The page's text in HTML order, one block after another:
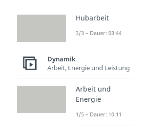
Hubarbeit
3/3 – Dauer: 03:44
Dynamik
Arbeit, Energie und Leistung
Arbeit und
Energie
1/5 – Dauer: 10:11